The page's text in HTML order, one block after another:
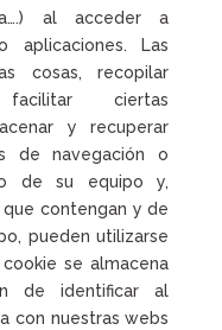
al acceder a
aplicaciones. Las
cosas, recopilar
facilitar ciertas
y recuperar
de navegación o
de su equipo y,
contengan y de
pueden utilizarse
se almacena
de identificar al
con nuestras webs